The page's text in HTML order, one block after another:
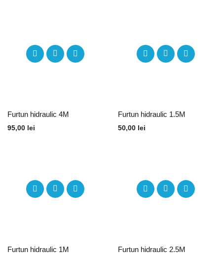
Furtun hidraulic 4M
95,00 lei
Furtun hidraulic 1.5M
50,00 lei
Furtun hidraulic 1M
Furtun hidraulic 2.5M